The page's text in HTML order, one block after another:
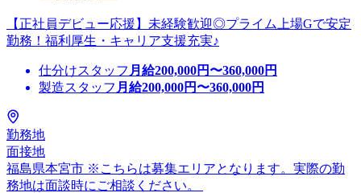
【正社員デビュー応援】未経験歓迎◎プライム上場Gで安定
勤務！福利厚生・キャリア支援充実♪
仕分けスタッフ 月給200,000円〜360,000円
製造スタッフ 月給200,000円〜360,000円
勤務地
面接地
福島県本宮市 ※こちらは募集エリアとなります。実際の勤
務地は面談時にご相談ください。